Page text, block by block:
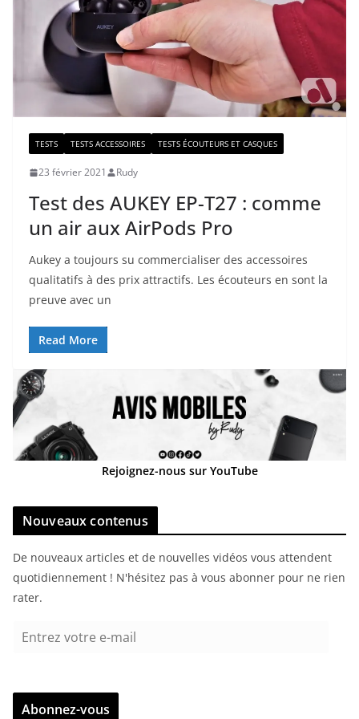
TESTS TESTS ACCESSOIRES TESTS ÉCOUTEURS ET CASQUES
23 février 2021 Rudy
Test des AUKEY EP-T27 : comme
un air aux AirPods Pro
Aukey a toujours su commercialiser des accessoires
qualitatifs à des prix attractifs. Les écouteurs en sont la
preuve avec un
Read More
Rejoignez-nous sur YouTube
Nouveaux contenus
De nouveaux articles et de nouvelles vidéos vous attendent
quotidiennement ! N'hésitez pas à vous abonner pour ne rien
rater.
r
Abonnez-vous